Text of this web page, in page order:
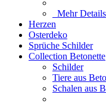
Mehr
Herzen
Osterdeko
Sprüche Schilder
Collection Betonette
Schilder
Tiere aus
Schalen aus